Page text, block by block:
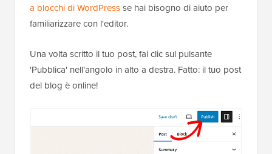
a blocchi di WordPressse hai bisogno di aiuto per
familiarizzare con l'editor.
Una volta scritto il tuo post, fai clic sul pulsante
'Pubblica' nell'angolo in alto a destra. Fatto: il tuo post
del blog è online!